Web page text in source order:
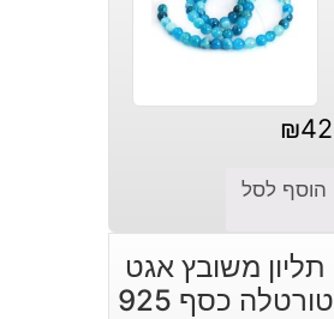
₪42
הוסף לסל
תליון משובץ אגט
טורטלה כסף 925